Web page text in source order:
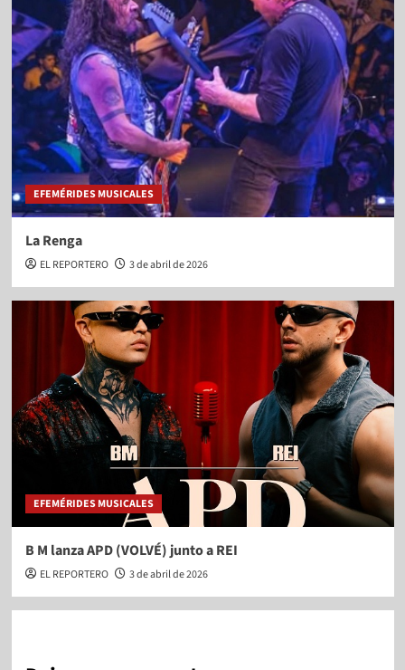
EFEMÉRIDES MUSICALES
La Renga
EL REPORTERO 3 de abril de 2026
EFEMÉRIDES MUSICALES
B M lanza APD (VOLVÉ) junto a REI
EL REPORTERO 3 de abril de 2026